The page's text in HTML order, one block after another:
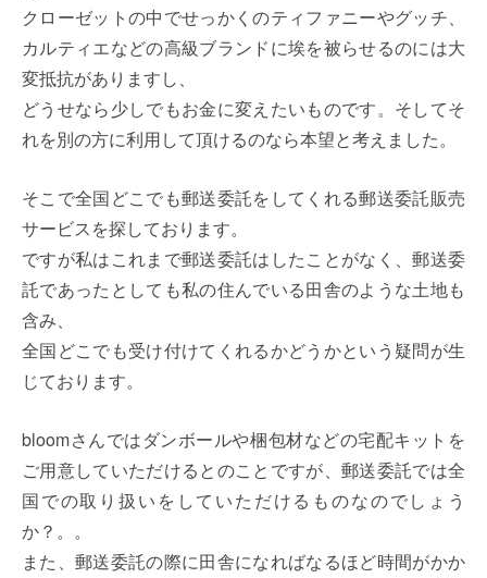
クローゼットの中でせっかくのティファニーやグッチ、
カルティエなどの高級ブランドに埃を被らせるのには大
変抵抗がありますし、
どうせなら少しでもお金に変えたいものです。そしてそ
れを別の方に利用して頂けるのなら本望と考えました。
そこで全国どこでも郵送委託をしてくれる郵送委託販売
サービスを探しております。
ですが私はこれまで郵送委託はしたことがなく、郵送委
託であったとしても私の住んでいる田舎のような土地も
含み、
全国どこでも受け付けてくれるかどうかという疑問が生
じております。
bloomさんではダンボールや梱包材などの宅配キットを
ご用意していただけるとのことですが、郵送委託では全
国での取り扱いをしていただけるものなのでしょう
か？。。
また、郵送委託の際に田舎になればなるほど時間がかか